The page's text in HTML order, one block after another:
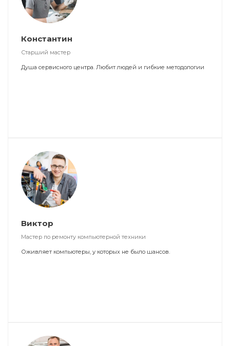
Константин
Старший мастер
Душа сервисного центра. Любит людей и гибкие методологии
Виктор
Мастер по ремонту компьютерной техники
Оживляет компьютеры, у которых не было шансов.